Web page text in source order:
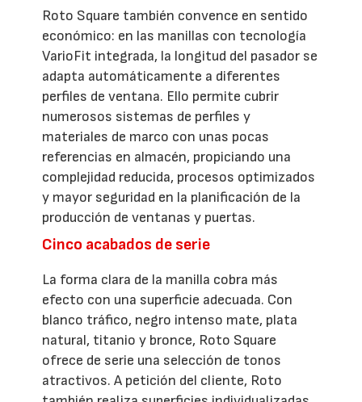
Roto Square también convence en sentido
económico: en las manillas con tecnología
VarioFit integrada, la longitud del pasador se
adapta automáticamente a diferentes
perfiles de ventana. Ello permite cubrir
numerosos sistemas de perfiles y
materiales de marco con unas pocas
referencias en almacén, propiciando una
complejidad reducida, procesos optimizados
y mayor seguridad en la planificación de la
producción de ventanas y puertas.
Cinco acabados de serie
La forma clara de la manilla cobra más
efecto con una superficie adecuada. Con
blanco tráfico, negro intenso mate, plata
natural, titanio y bronce, Roto Square
ofrece de serie una selección de tonos
atractivos. A petición del cliente, Roto